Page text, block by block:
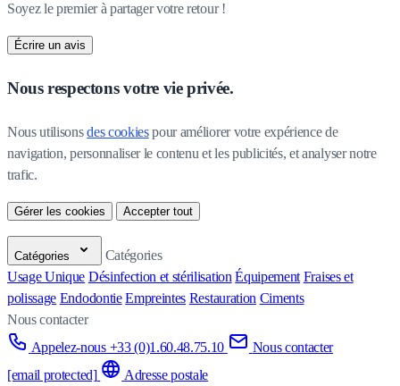
Soyez le premier à partager votre retour !
Écrire un avis
Nous respectons votre vie privée.
Nous utilisons des cookies pour améliorer votre expérience de
navigation, personnaliser le contenu et les publicités, et analyser notre
trafic.
Gérer les cookies Accepter tout
Catégories
Catégories
Usage Unique Désinfection et stérilisation Équipement Fraises et
polissage Endodontie Empreintes Restauration Ciments
Nous contacter
Appelez-nous +33 (0)1.60.48.75.10
Nous contacter
[email protected]
Adresse postale